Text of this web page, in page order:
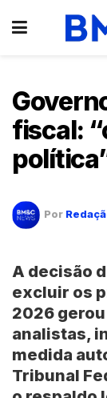
fiscal:
Por
A decisão
excluir os
2026
analistas,
medida
Tribunal